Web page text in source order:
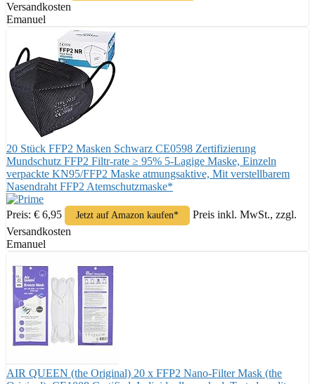
Versandkosten
Emanuel
20 Stück FFP2 Masken Schwarz CE0598 Zertifizierung
Mundschutz FFP2 Filtr-rate ≥ 95% 5-Lagige Maske, Einzeln
verpackte KN95/FFP2 Maske atmungsaktive, Mit verstellbarem
Nasendraht FFP2 Atemschutzmaske*
Preis: € 6,95 Jetzt auf Amazon kaufen*
Preis inkl. MwSt., zzgl.
Versandkosten
Emanuel
AIR QUEEN (the Original) 20 x FFP2 Nano-Filter Mask (the